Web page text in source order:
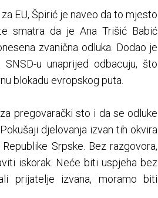
EU, Špirić je naveo da to mjesto
smatra da je Ana Trišić Babić
zvanična odluka. Dodao je
u unaprijed odbacuju, što
blokadu evropskog puta.
pregovarački sto i da se odluke
djelovanja izvan tih okvira
Srpske. Bez razgovora,
iskorak. Neće biti uspjeha bez
prijatelje izvana, moramo biti